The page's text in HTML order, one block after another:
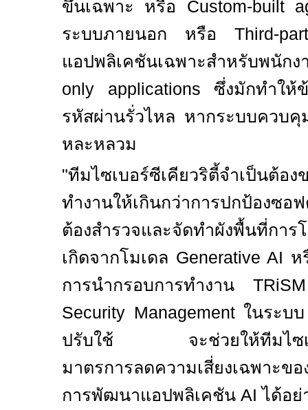
ขึ้นเฉพาะ หรือ Custom-built
ระบบภายนอก หรือ Third-
แอปพลิเคชันเฉพาะสำหรับพ
only applications ซึ่งมักทำให้
รหัสผ่านรั่วไหล หากระบบควบ
หละหลวม
"ทีมไซเบอร์ซีเคียวริตี้จำเป็นต้อง
ทำงานให้เกินกว่าการปกป้องซ
ต้องสำรวจและจัดทำผังพื้นที่ก
เกิดจากโมเดล Generative AI ห
การนำกรอบการทำงาน
Security Management ในระบ
ปรับใช้ จะช่วยให้ทีมไซเบ
มาตรการลดความเสี่ยงเฉพาะข
การพัฒนาแอปพลิเคชัน AIได้อย่